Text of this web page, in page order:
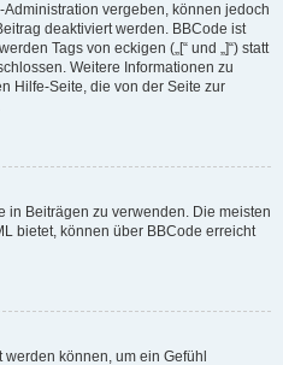
vergeben, können jedoch
deaktiviert werden. BBCode ist
Tags von eckigen („[“ und „]“) statt
Weitere Informationen zu
Hilfe-Seite, die von der Seite zur
in Beiträgen zu verwenden. Die meisten
bietet, können über BBCode erreicht
können, um ein Gefühl